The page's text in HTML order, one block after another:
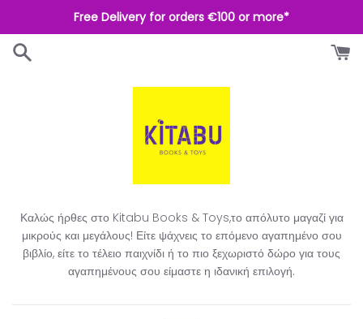
στο
περιεχόμενο
Free Delivery for orders €100 or more*
Καλώς ήρθες στο Kitabu Books & Toys,το απόλυτο μαγαζί για
μικρούς και μεγάλους! Είτε ψάχνεις το επόμενο αγαπημένο σου
βιβλίο, είτε το τέλειο παιχνίδι ή το πιο ξεχωριστό δώρο για τους
αγαπημένους σου είμαστε η ιδανική επιλογή.​